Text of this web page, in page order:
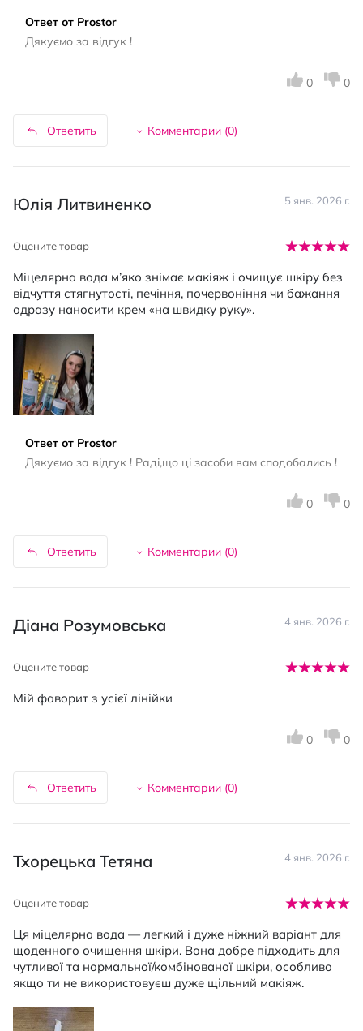
Ответ от Prostor
Дякуємо за відгук !
Ответить Комментарии (0)
0 0
Юлія Литвиненко 5 янв. 2026 г.
Оцените товар
Міцелярна вода м’яко знімає макіяж і очищує шкіру без
відчуття стягнутості, печіння, почервоніння чи бажання
одразу наносити крем «на швидку руку».
Ответ от Prostor
Дякуємо за відгук ! Раді,що ці засоби вам сподобались !
Ответить Комментарии (0)
0 0
Діана Розумовська 4 янв. 2026 г.
Оцените товар
Мій фаворит з усієї лінійки
Ответить Комментарии (0)
0 0
Тхорецька Тетяна 4 янв. 2026 г.
Оцените товар
Ця міцелярна вода — легкий і дуже ніжний варіант для
щоденного очищення шкіри. Вона добре підходить для
чутливої та нормальної/комбінованої шкіри, особливо
якщо ти не використовуєш дуже щільний макіяж.